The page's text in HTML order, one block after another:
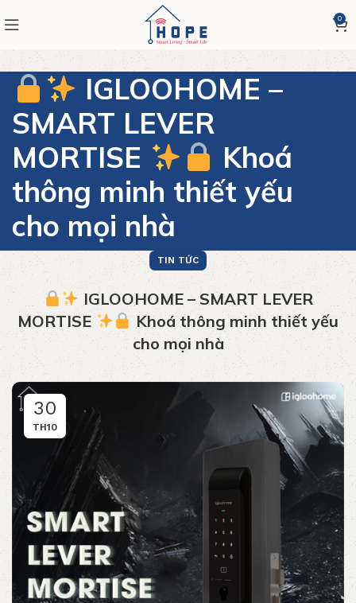
0
IGLOOHOME –
SMART LEVER
MORTISE
Khoá
thông minh thiết yếu
cho mọi nhà
TIN TỨC
IGLOOHOME – SMART LEVER
MORTISE
Khoá thông minh thiết yếu
cho mọi nhà
30
TH10